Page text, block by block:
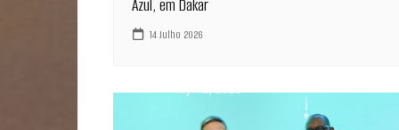
Azul, em Dakar
14 Julho 2026